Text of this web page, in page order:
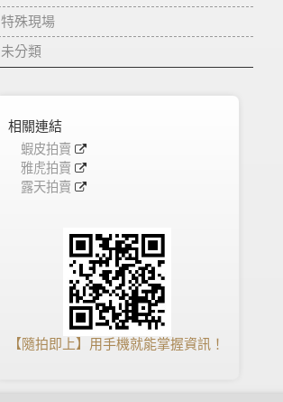
特殊現場
未分類
相關連結
蝦皮拍賣
雅虎拍賣
露天拍賣
【隨拍即上】用手機就能掌握資訊！